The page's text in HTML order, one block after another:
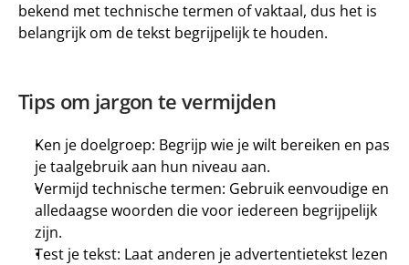
bekend met technische termen of vaktaal, dus het is
belangrijk om de tekst begrijpelijk te houden.
Tips om jargon te vermijden
Ken je doelgroep: Begrijp wie je wilt bereiken en pas
je taalgebruik aan hun niveau aan.
Vermijd technische termen: Gebruik eenvoudige en
alledaagse woorden die voor iedereen begrijpelijk
zijn.
Test je tekst: Laat anderen je advertentietekst lezen